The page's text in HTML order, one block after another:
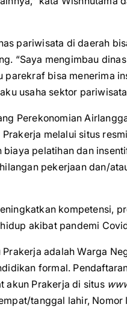
pariwisata di daerah
“Saya mengimbau
bisa menerima
usaha sektor
Perekonomian
melalui situs
pelatihan dan
pekerjaan dan/
kompetensi,
akibat pandemi
adalah Warga
formal.
akun Prakerja di situs
tanggal lahir,